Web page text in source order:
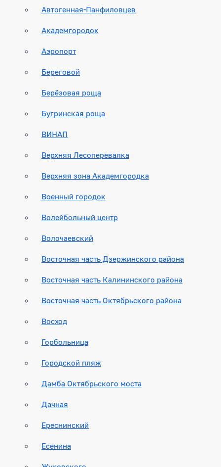
Автогенная-Панфиловцев
Академгородок
Аэропорт
Береговой
Берёзовая роща
Бугринская роща
ВИНАП
Верхняя Лесоперевалка
Верхняя зона Академгородка
Военный городок
Волейбольный центр
Волочаевский
Восточная часть Дзержинского района
Восточная часть Калининского района
Восточная часть Октябрьского района
Восход
Горбольница
Городской пляж
Дамба Октябрьского моста
Дачная
Ереснинский
Есенина